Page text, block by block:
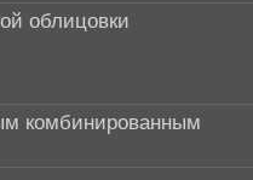
облицовки
комбинированным